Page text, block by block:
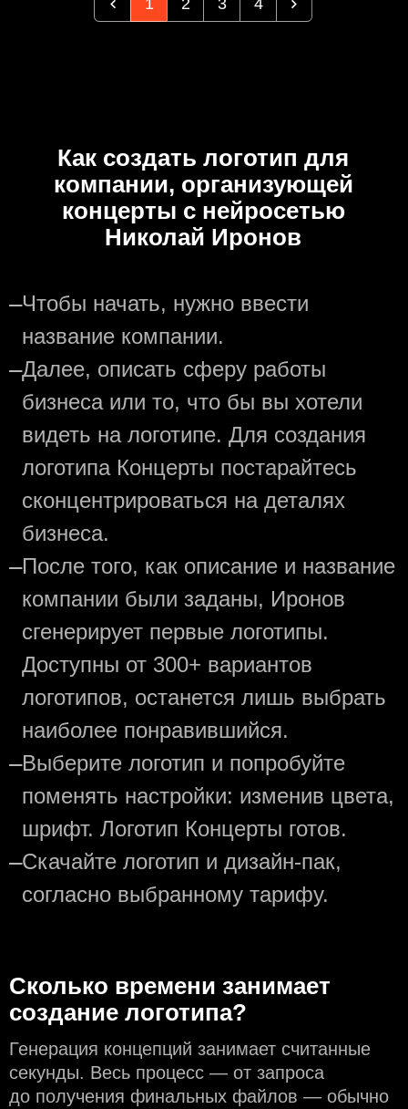
Как создать логотип для
компании, организующей
концерты с нейросетью
Николай Иронов
—Чтобы начать, нужно ввести
название компании.
—Далее, описать сферу работы
бизнеса или то, что бы вы хотели
видеть на логотипе. Для создания
логотипа Концерты постарайтесь
сконцентрироваться на деталях
бизнеса.
—После того, как описание и название
компании были заданы, Иронов
сгенерирует первые логотипы.
Доступны от 300+ вариантов
логотипов, останется лишь выбрать
наиболее понравившийся.
—Выберите логотип и попробуйте
поменять настройки: изменив цвета,
шрифт. Логотип Концерты готов.
—Скачайте логотип и дизайн-пак,
согласно выбранному тарифу.
Сколько времени занимает
создание логотипа?
Генерация концепций занимает считанные
секунды. Весь процесс — от запроса
до получения финальных файлов — обычно